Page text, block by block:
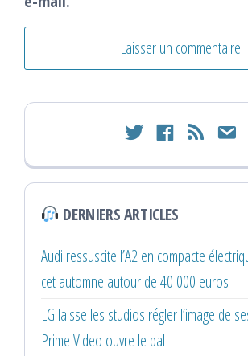
twitter facebook
rss email
DERNIERS ARTICLES
Audi ressuscite l’A2 en compacte
cet automne autour de 40 000 euros
LG laisse les studios régler l’image de
Prime Video ouvre le bal